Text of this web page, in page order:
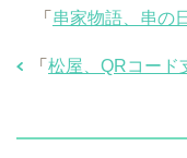
「 串家物語、串の
「 松屋、QRコード